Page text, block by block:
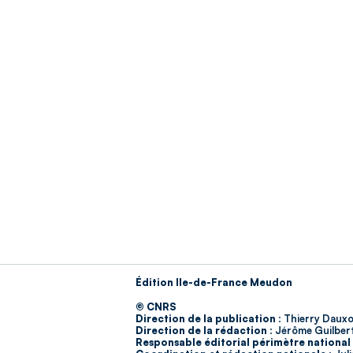
Édition Ile-de-France Meudon
© CNRS
Direction de la publication : Thierry
Direction de la rédaction : Jérôme
Responsable éditorial périmètre national